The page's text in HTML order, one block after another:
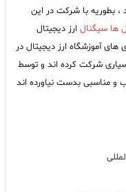
بطوریه با شرکت در این
ها سیگنال ارز دیجیتال
آموزشگاه ارز دیجیتال در
شرکت کرده اند و توسط
و مناسبی بدست نیاورده اند